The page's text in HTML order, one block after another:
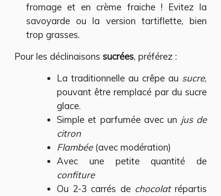
fromage et en crème fraiche ! Evitez la
savoyarde ou la version tartiflette, bien
trop grasses.
Pour les déclinaisons sucrées, préférez :
La traditionnelle au crêpe au sucre,
pouvant être remplacé par du sucre
glace.
Simple et parfumée avec un jus de
citron
Flambée(avec modération)
Avec une petite quantité de
confiture
Ou 2-3 carrés de chocolatrépartis